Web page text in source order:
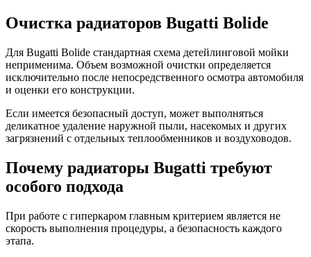
Очистка радиаторов Bugatti Bolide
Для Bugatti Bolide стандартная схема детейлинговой мойки
неприменима. Объем возможной очистки определяется
исключительно после непосредственного осмотра автомобиля
и оценки его конструкции.
Если имеется безопасный доступ, может выполняться
деликатное удаление наружной пыли, насекомых и других
загрязнений с отдельных теплообменников и воздуховодов.
Почему радиаторы Bugatti требуют
особого подхода
При работе с гиперкаром главным критерием является не
скорость выполнения процедуры, а безопасность каждого
этапа.